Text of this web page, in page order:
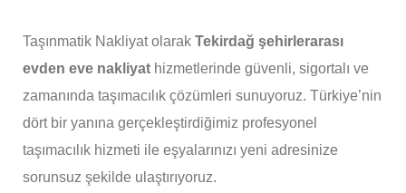
Taşınmatik Nakliyat olarak Tekirdağ şehirlerarası
evden eve nakliyat hizmetlerinde güvenli, sigortalı ve
zamanında taşımacılık çözümleri sunuyoruz. Türkiye’nin
dört bir yanına gerçekleştirdiğimiz profesyonel
taşımacılık hizmeti ile eşyalarınızı yeni adresinize
sorunsuz şekilde ulaştırıyoruz.